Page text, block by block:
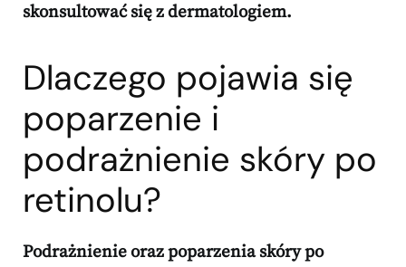
skonsultować się z dermatologiem.
Dlaczego pojawia się
poparzenie i
podrażnienie skóry po
retinolu?
Podrażnienieoraz poparzenia skóry po